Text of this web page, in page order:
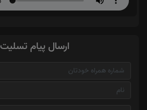
ارسال پیام تسلیت